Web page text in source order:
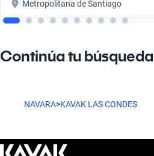
Metropolitana de Santiago
Continúa tu búsqueda
NAVARA>KAVAK LAS CONDES